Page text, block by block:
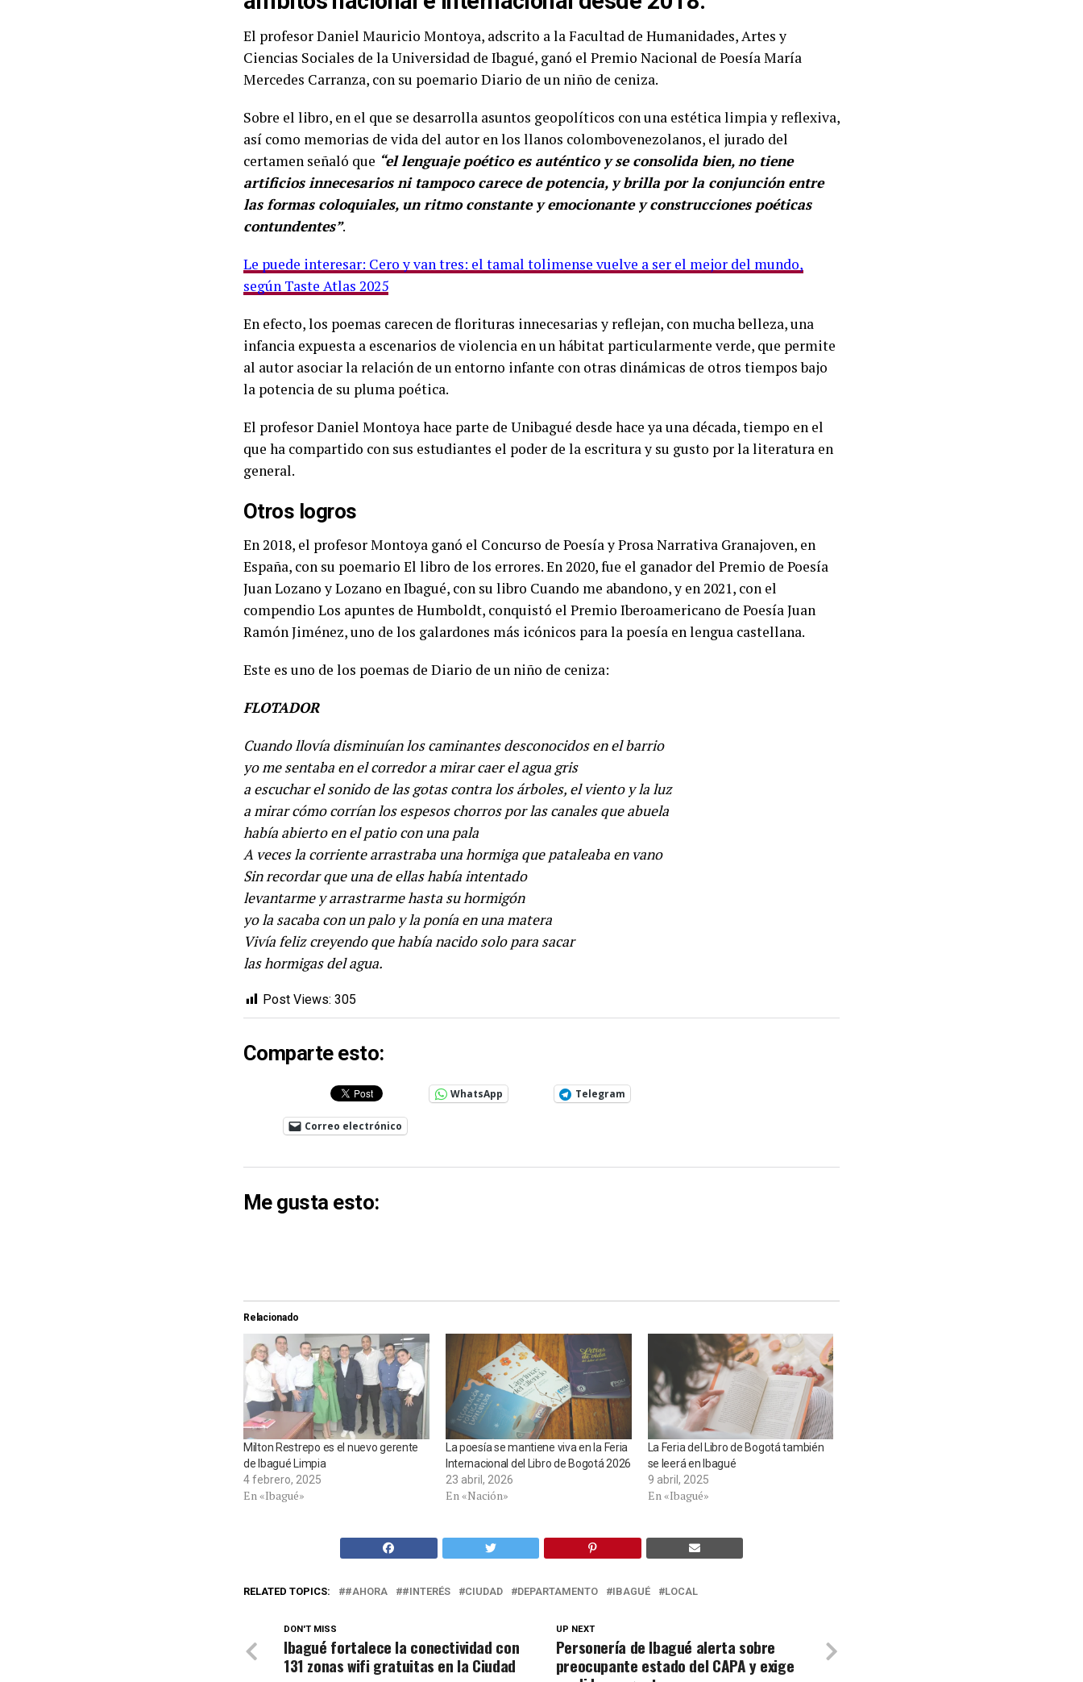
El profesor Daniel Mauricio Montoya, adscrito a la Facultad de Humanidades, Artes y
Ciencias Sociales de la Universidad de Ibagué, ganó el Premio Nacional de Poesía María
Mercedes Carranza, con su poemario Diario de un niño de ceniza.
Sobre el libro, en el que se desarrolla asuntos geopolíticos con una estética limpia y reflexiva,
así como memorias de vida del autor en los llanos colombovenezolanos, el jurado del
certamen señaló que “el lenguaje poético es auténtico y se consolida bien, no tiene
artificios innecesarios ni tampoco carece de potencia, y brilla por la conjunción entre
las formas coloquiales, un ritmo constante y emocionante y construcciones poéticas
contundentes”.
Le puede interesar: Cero y van tres: el tamal tolimense vuelve a ser el mejor del mundo,
según Taste Atlas 2025
En efecto, los poemas carecen de florituras innecesarias y reflejan, con mucha belleza, una
infancia expuesta a escenarios de violencia en un hábitat particularmente verde, que permite
al autor asociar la relación de un entorno infante con otras dinámicas de otros tiempos bajo
la potencia de su pluma poética.
El profesor Daniel Montoya hace parte de Unibagué desde hace ya una década, tiempo en el
que ha compartido con sus estudiantes el poder de la escritura y su gusto por la literatura en
general.
Otros logros
En 2018, el profesor Montoya ganó el Concurso de Poesía y Prosa Narrativa Granajoven, en
España, con su poemario El libro de los errores. En 2020, fue el ganador del Premio de Poesía
Juan Lozano y Lozano en Ibagué, con su libro Cuando me abandono, y en 2021, con el
compendio Los apuntes de Humboldt, conquistó el Premio Iberoamericano de Poesía Juan
Ramón Jiménez, uno de los galardones más icónicos para la poesía en lengua castellana.
Este es uno de los poemas de Diario de un niño de ceniza:
FLOTADOR
Cuando llovía disminuían los caminantes desconocidos en el barrio
yo me sentaba en el corredor a mirar caer el agua gris
a escuchar el sonido de las gotas contra los árboles, el viento y la luz
a mirar cómo corrían los espesos chorros por las canales que abuela
había abierto en el patio con una pala
A veces la corriente arrastraba una hormiga que pataleaba en vano
Sin recordar que una de ellas había intentado
levantarme y arrastrarme hasta su hormigón
yo la sacaba con un palo y la ponía en una matera
Vivía feliz creyendo que había nacido solo para sacar
las hormigas del agua.
Post Views: 305
Comparte esto:
WhatsApp Telegram
Correo electrónico
Me gusta esto:
Relacionado
Milton Restrepo es el nuevo gerente
de Ibagué Limpia
4 febrero, 2025
En «Ibagué»
La poesía se mantiene viva en la Feria
Internacional del Libro de Bogotá 2026
23 abril, 2026
En «Nación»
La Feria del Libro de Bogotá también
se leerá en Ibagué
9 abril, 2025
En «Ibagué»
RELATED TOPICS: #AHORA #INTERÉS CIUDAD DEPARTAMENTO IBAGUÉ LOCAL
UP NEXT
Personería de Ibagué alerta sobre
preocupante estado del CAPA y exige
DON'T MISS
Ibagué fortalece la conectividad con
131 zonas wifi gratuitas en la Ciudad